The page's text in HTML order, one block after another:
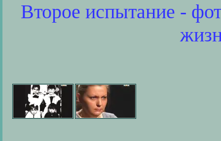
Второе испытание -